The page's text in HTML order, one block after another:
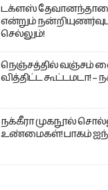
டக்ளஸ் தேவானந்தாவை
என்றும்
செல்லும்!
நெஞ்சத்தில் வஞ்சம்
வித்திட்ட கூட்டமடா! –
நக்கீரா முகநூல்
உண்மைகள்! பாகம்